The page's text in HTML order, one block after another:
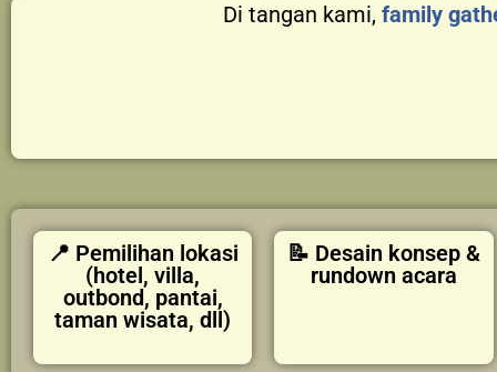
Di tangan kami, family
📍 Pemilihan lokasi
(hotel, villa,
outbond, pantai,
taman wisata, dll)
📝 Desain konsep &
rundown acara